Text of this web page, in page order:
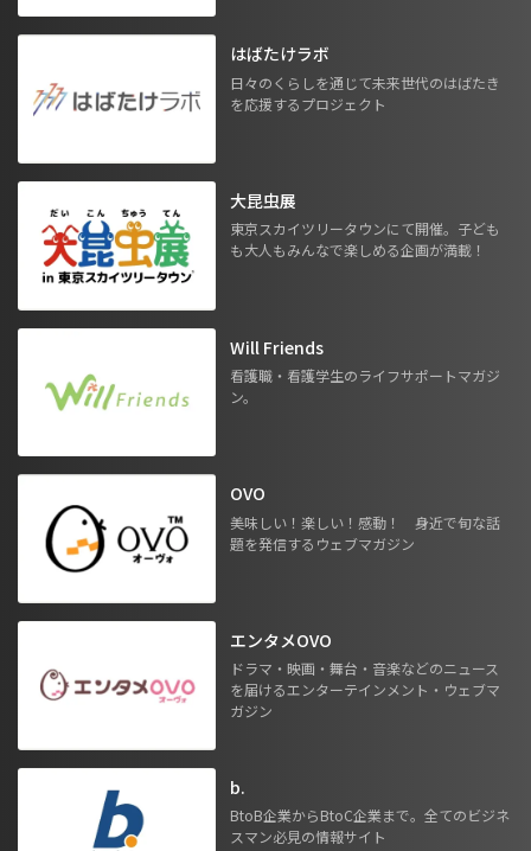
はばたけラボ
日々のくらしを通じて未来世代のはばたき
を応援するプロジェクト
大昆虫展
東京スカイツリータウンにて開催。子ども
も大人もみんなで楽しめる企画が満載！
Will Friends
看護職・看護学生のライフサポートマガジ
ン。
OVO
美味しい！楽しい！感動！ 身近で旬な話
題を発信するウェブマガジン
エンタメOVO
ドラマ・映画・舞台・音楽などのニュース
を届けるエンターテインメント・ウェブマ
ガジン
b.
BtoB企業からBtoC企業まで。全てのビジネ
スマン必見の情報サイト